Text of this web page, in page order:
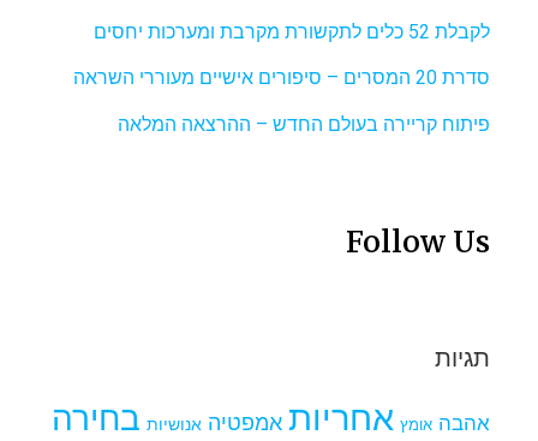
לקבלת 52 כלים לתקשורת מקרבת ומערכות יחסים
סדרת 20 המסרים – סיפורים אישיים מעוררי השראה
פיתוח קריירה בעולם החדש – ההרצאה המלאה
Follow Us
תגיות
אהבה אומץ אחריות אמפטיה אנושיות בחירה